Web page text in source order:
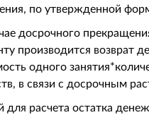
по утвержденной
досрочного
производится возврат
одного
в связи с досрочным
для расчета остатка